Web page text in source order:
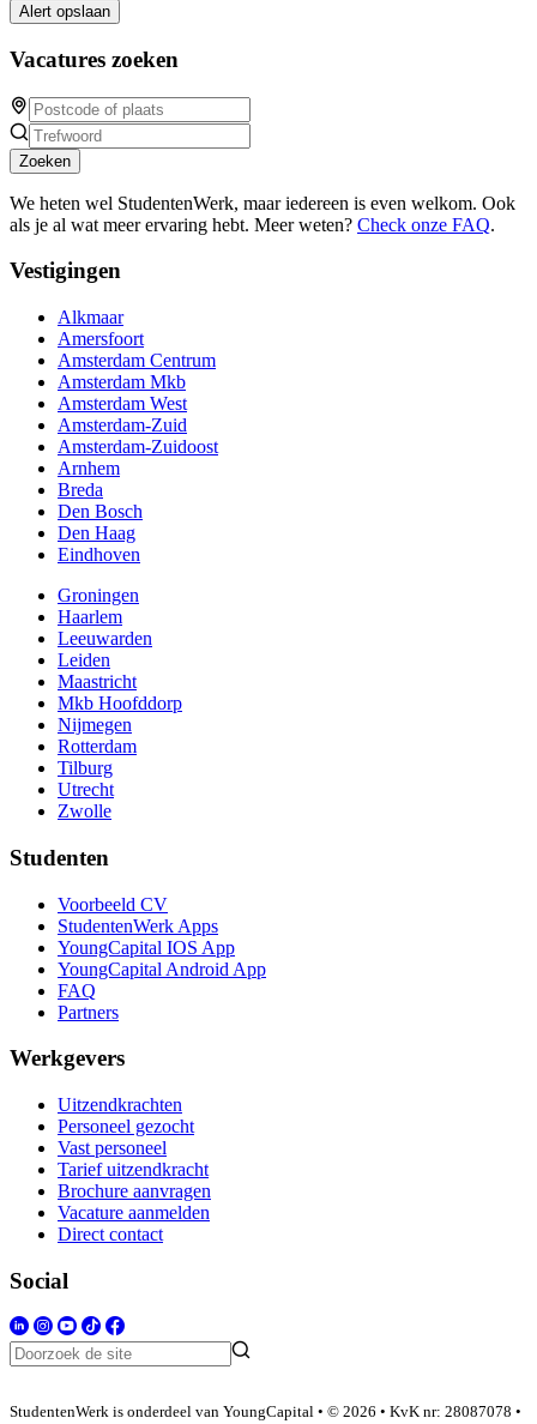
Alert opslaan
Vacatures zoeken
Zoeken
We heten wel StudentenWerk, maar iedereen is even welkom. Ook
als je al wat meer ervaring hebt. Meer weten? Check onze FAQ.
Vestigingen
Alkmaar
Amersfoort
Amsterdam Centrum
Amsterdam Mkb
Amsterdam West
Amsterdam-Zuid
Amsterdam-Zuidoost
Arnhem
Breda
Den Bosch
Den Haag
Eindhoven
Groningen
Haarlem
Leeuwarden
Leiden
Maastricht
Mkb Hoofddorp
Nijmegen
Rotterdam
Tilburg
Utrecht
Zwolle
Studenten
Voorbeeld CV
StudentenWerk Apps
YoungCapital IOS App
YoungCapital Android App
FAQ
Partners
Werkgevers
Uitzendkrachten
Personeel gezocht
Vast personeel
Tarief uitzendkracht
Brochure aanvragen
Vacature aanmelden
Direct contact
Social
StudentenWerk is onderdeel van YoungCapital • © 2026 • KvK nr: 28087078 •